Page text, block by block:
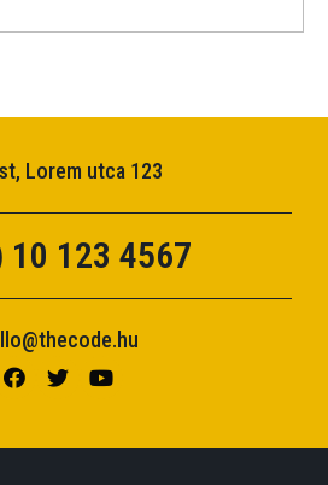
Lorem utca 123
10 123 4567